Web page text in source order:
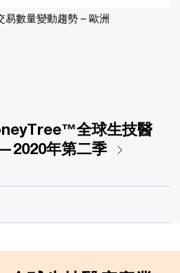
數量變動趨勢 – 歐洲
全球生技醫
年第二季